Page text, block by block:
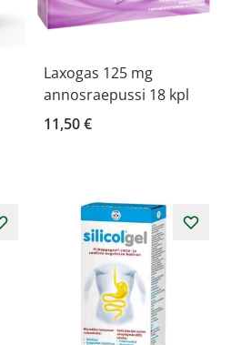
Laxogas 125 mg
annosraepussi 18 kpl
11,50 €